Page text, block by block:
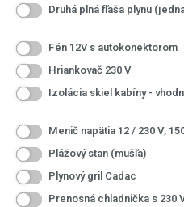
Druhá plná fľaša plynu
Fén 12V s autokonektorom
Hriankovač 230 V
Izolácia skiel kabíny -
Menič napätia 12 / 230 V,
Plážový stan (mušľa)
Plynový gril Cadac
Prenosná chladnička s 230